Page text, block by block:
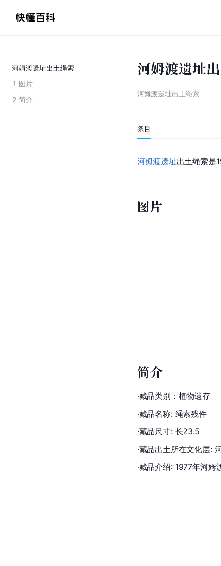
河姆渡遗址出土绳索
1 图片
2 简介
河姆渡遗址
河姆渡遗址出土绳索
条目
河姆渡遗址出土绳索是
图片
简介
·藏品类别：植物遗存
·藏品名称: 绳索残件
·藏品尺寸: 长23.5
·藏品出土所在文化层:
·藏品介绍: 1977年河姆